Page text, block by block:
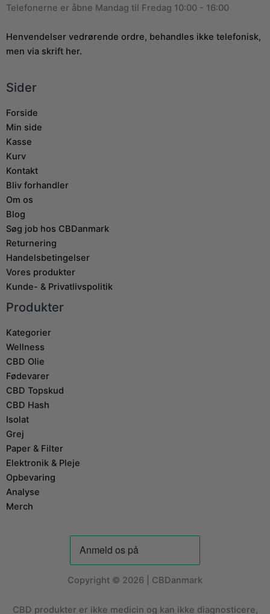
Telefonerne er åbne Mandag til Fredag 10:00 - 16:00
Henvendelser vedrørende ordre, behandles ikke telefonisk,
men via skrift her.
Sider
Forside
Min side
Kasse
Kurv
Kontakt
Bliv forhandler
Om os
Blog
Søg job hos CBDanmark
Returnering
Handelsbetingelser
Vores produkter
Kunde- & Privatlivspolitik
Produkter
Kategorier
Wellness
CBD Olie
Fødevarer
CBD Topskud
CBD Hash
Isolat
Grej
Paper & Filter
Elektronik & Pleje
Opbevaring
Analyse
Merch
Copyright © 2026 | CBDanmark
CBD produkter er ikke medicin og kan ikke diagnosticere,